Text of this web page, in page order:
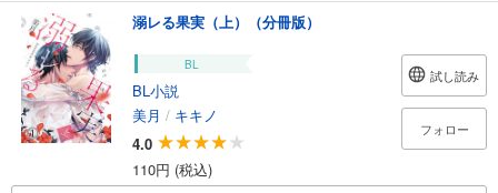
溺レる果実（上）（分冊版）
BL
BL小説
美月 / キキノ
4.0
110円 (税込)
試し読み
フォロー